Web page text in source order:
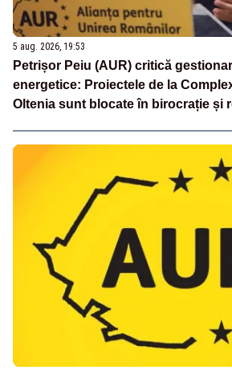
5 aug. 2026, 19:53
Petrișor Peiu (AUR) critică
energetice: Proiectele de la
Oltenia sunt blocate în birocrație și